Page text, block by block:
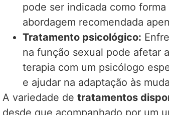
pode ser indicada como
abordagem recomendada
Tratamento psicológico:
na função sexual pode afetar
terapia com um psicólogo
e ajudar na adaptação às
A variedade de tratamentos
desde que acompanhado por um